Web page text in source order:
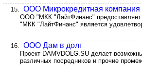
15. ООО Микрокредитная компания
ООО "МКК "ЛайтФинанс" предоставляет
"МКК "ЛайтФинанс" является
16. ООО Дам в долг
Проект DAMVDOLG.SU делает
различных посредников и прочие